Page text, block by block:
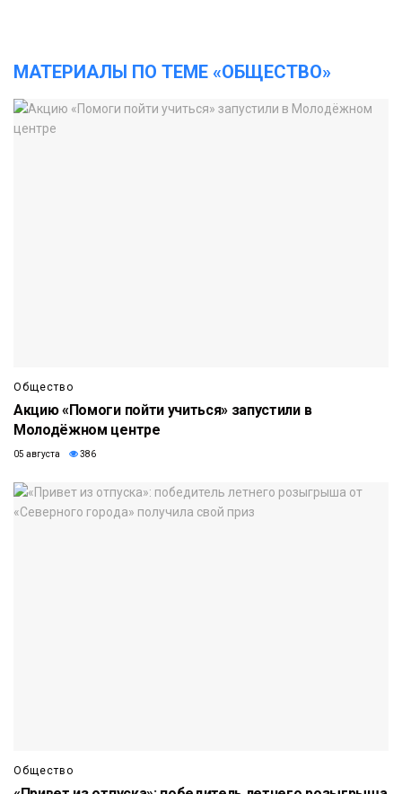
МАТЕРИАЛЫ ПО ТЕМЕ «ОБЩЕСТВО»
Общество
Акцию «Помоги пойти учиться» запустили в
Молодёжном центре
05 августа 386
Общество